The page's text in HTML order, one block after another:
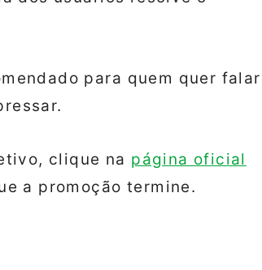
para quem quer falar
clique na página oficial
a promoção termine.